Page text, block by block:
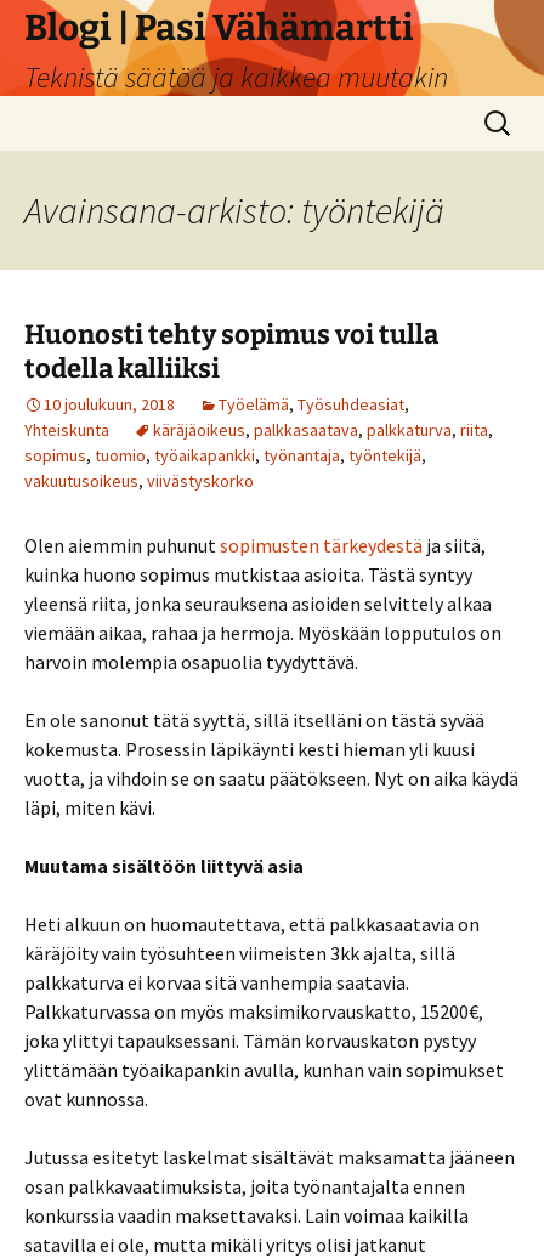
Siirry
sisältöön
Blogi | Pasi Vähämartti
Teknistä säätöä ja kaikkea muutakin
Haku:
Avainsana-arkisto: työntekijä
Huonosti tehty sopimus voi tulla
todella kalliiksi
10 joulukuun, 2018 Työelämä, Työsuhdeasiat,
Yhteiskunta
käräjäoikeus, palkkasaatava, palkkaturva, riita,
sopimus, tuomio, työaikapankki, työnantaja, työntekijä,
vakuutusoikeus, viivästyskorko
Olen aiemmin puhunutsopimusten tärkeydestä ja siitä,
kuinka huono sopimus mutkistaa asioita. Tästä syntyy
yleensä riita, jonka seurauksena asioiden selvittely alkaa
viemään aikaa, rahaa ja hermoja. Myöskään lopputulos on
harvoin molempia osapuolia tyydyttävä.
En ole sanonut tätä syyttä, sillä itselläni on tästä syvää
kokemusta. Prosessin läpikäynti kesti hieman yli kuusi
vuotta, ja vihdoin se on saatu päätökseen. Nyt on aika käydä
läpi, miten kävi.
Muutama sisältöön liittyvä asia
Heti alkuun on huomautettava, että palkkasaatavia on
käräjöity vain työsuhteen viimeisten 3kk ajalta, sillä
palkkaturva ei korvaa sitä vanhempia saatavia.
Palkkaturvassa on myös maksimikorvauskatto, 15200€,
joka ylittyi tapauksessani. Tämän korvauskaton pystyy
ylittämään työaikapankin avulla, kunhan vain sopimukset
ovat kunnossa.
Jutussa esitetyt laskelmat sisältävät maksamatta jääneen
osan palkkavaatimuksista, joita työnantajalta ennen
konkurssia vaadin maksettavaksi. Lain voimaa kaikilla
satavilla ei ole, mutta mikäli yritys olisi jatkanut